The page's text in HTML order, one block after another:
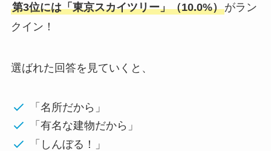
第3位には「東京スカイツリー」（10.0%）がラン
クイン！
選ばれた回答を見ていくと、
「名所だから」
「有名な建物だから」
「しんぼる！」